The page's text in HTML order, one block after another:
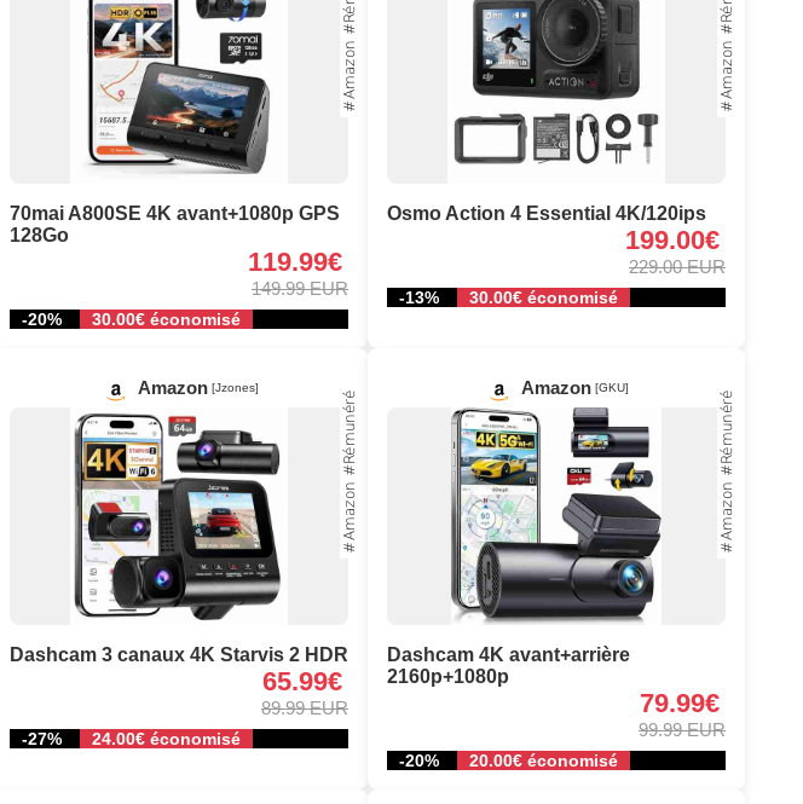
70mai A800SE 4K avant+1080p GPS
128Go
119.99€
149.99 EUR
-20% 30.00€ économisé
Osmo Action 4 Essential 4K/120ips
199.00€
229.00 EUR
-13% 30.00€ économisé
Amazon [Jzones]
Dashcam 3 canaux 4K Starvis 2 HDR
65.99€
89.99 EUR
-27% 24.00€ économisé
Amazon [GKU]
Dashcam 4K avant+arrière
2160p+1080p
79.99€
99.99 EUR
-20% 20.00€ économisé